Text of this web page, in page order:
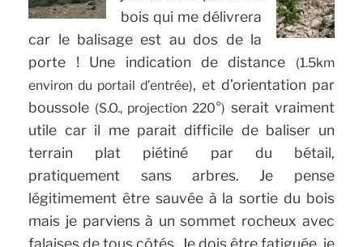
bois qui me délivrera
car le balisage est au dos de la
porte ! Une indication de distance
(1.5km
environ du portail d’entrée), et d’orientation par
boussole (S.O., projection 220°) serait vraiment
utile car il me parait difficile de baliser un
terrain plat piétiné par du bétail,
pratiquement sans arbres. Je pense
légitimement être sauvée à la sortie du bois
mais je parviens à un sommet rocheux avec